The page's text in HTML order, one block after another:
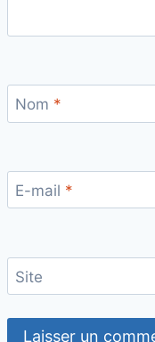
Nom *
E-mail *
Site